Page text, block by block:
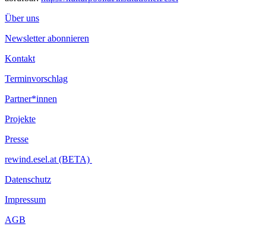
Über uns
Newsletter abonnieren
Kontakt
Terminvorschlag
Partner*innen
Projekte
Presse
rewind.esel.at (BETA)
Datenschutz
Impressum
AGB